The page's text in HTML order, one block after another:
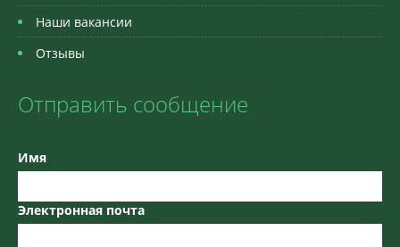
Наши вакансии
Отзывы
Отправить сообщение
Имя
Электронная почта